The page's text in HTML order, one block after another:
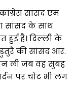
सांसद एम
सांसद के साथ
हुई है। दिल्ली के
की सांसद आर.
ली जब वह सुबह
पर चोट भी लग